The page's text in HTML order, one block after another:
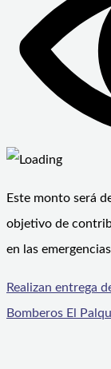
Este monto será
objetivo de
en las
Realizan entrega
Bomberos El